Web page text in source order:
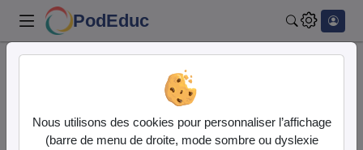
PodEduc
OTA 62 Vidéo Audio
Nous utilisons des cookies pour personnaliser l’affichage
(barre de menu de droite, mode sombre ou dyslexie